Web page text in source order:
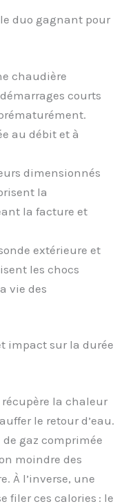
duo gagnant pour
chaudière
courts
au débit et à
dimensionnés
la
la facture et
extérieure et
les chocs
vie des
impact sur la durée
récupère la chaleur
le retour d’eau.
gaz comprimée
moindre des
À l’inverse, une
filer ces calories : le